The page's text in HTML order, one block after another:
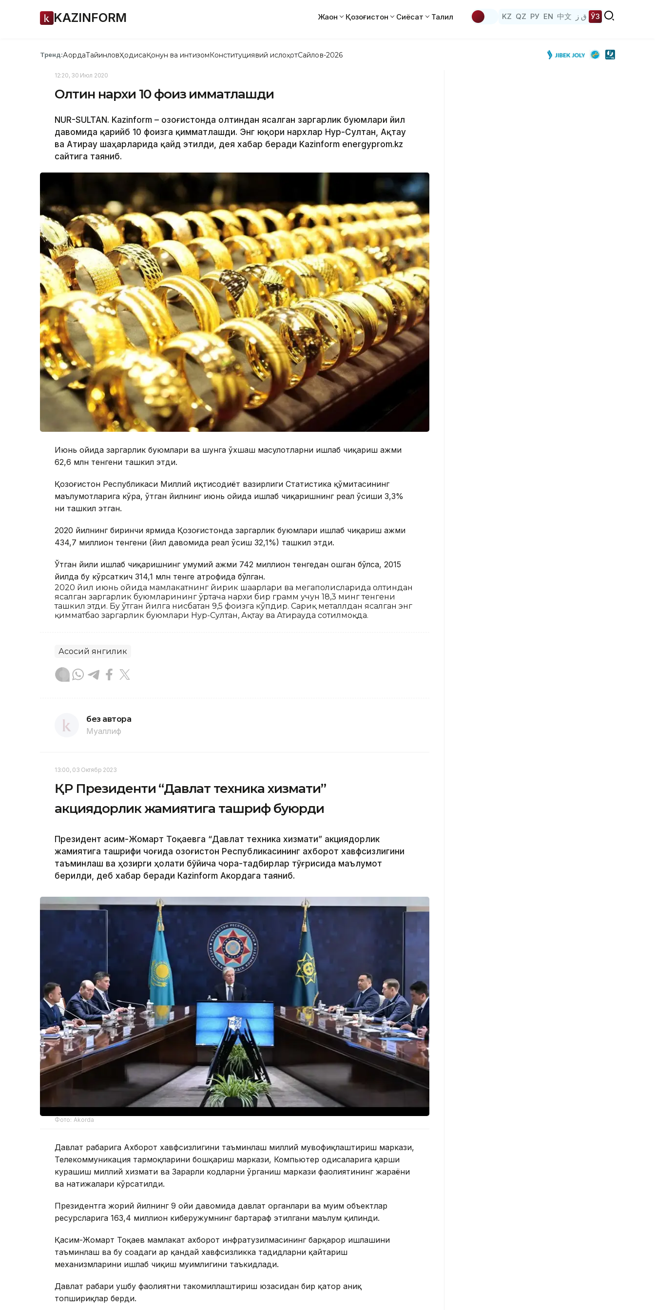
KAZINFORM Жаҳон Қозоғистон Сиёсат Таҳлил KZ QZ РУ EN 中文 ق ز ЎЗ
Тренд:АқордаТайинловҲодисаҚонун ва интизомКонституциявий ислоҳотСайлов-2026
12:20, 30 Июл 2020
Олтин нархи 10 фоиз қимматлашди
NUR-SULTAN. Kazinform – Қозоғистонда олтиндан ясалган заргарлик буюмлари йил
давомида қарийб 10 фоизга қимматлашди. Энг юқори нархлар Нур-Султан, Ақтау
ва Атирау шаҳарларида қайд этилди, дея хабар беради Kazinform energyprom.kz
сайтига таяниб.
Июнь ойида заргарлик буюмлари ва шунга ўхшаш маҳсулотларни ишлаб чиқариш ҳажми
62,6 млн тенгени ташкил этди.
Қозоғистон Республикаси Миллий иқтисодиёт вазирлиги Статистика қўмитасининг
маълумотларига кўра, ўтган йилнинг июнь ойида ишлаб чиқаришнинг реал ўсиши 3,3%
ни ташкил этган.
2020 йилнинг биринчи ярмида Қозоғистонда заргарлик буюмлари ишлаб чиқариш ҳажми
434,7 миллион тенгени (йил давомида реал ўсиш 32,1%) ташкил этди.
Ўтган йили ишлаб чиқаришнинг умумий ҳажми 742 миллион тенгедан ошган бўлса, 2015
йилда бу кўрсаткич 314,1 млн тенге атрофида бўлган.
2020 йил июнь ойида мамлакатнинг йирик шаҳарлари ва мегаполисларида олтиндан
ясалган заргарлик буюмларининг ўртача нархи бир грамм учун 18,3 минг тенгени
ташкил этди. Бу ўтган йилга нисбатан 9,5 фоизга кўпдир. Сариқ металлдан ясалган энг
қимматбаҳо заргарлик буюмлари Нур-Султан, Ақтау ва Атирауда сотилмоқда.
Асосий янгилик
без автора
Муаллиф
13:00, 03 Октябр 2023
ҚР Президенти “Давлат техника хизмати”
акциядорлик жамиятига ташриф буюрди
Президент Қасим-Жомарт Тоқаевга “Давлат техника хизмати” акциядорлик
жамиятига ташрифи чоғида Қозоғистон Республикасининг ахборот хавфсизлигини
таъминлаш ва ҳозирги ҳолати бўйича чора-тадбирлар тўғрисида маълумот
берилди, деб хабар беради Каzinform Акордага таяниб.
Фото: Akorda
Давлат раҳбарига Ахборот хавфсизлигини таъминлаш миллий мувофиқлаштириш маркази,
Телекоммуникация тармоқларини бошқариш маркази, Компьютер ҳодисаларига қарши
курашиш миллий хизмати ва Зарарли кодларни ўрганиш маркази фаолиятининг жараёни
ва натижалари кўрсатилди.
Президентга жорий йилнинг 9 ойи давомида давлат органлари ва муҳим объектлар
ресурсларига 163,4 миллион киберҳужумнинг бартараф этилгани маълум қилинди.
Қасим-Жомарт Тоқаев мамлакат ахборот инфратузилмасининг барқарор ишлашини
таъминлаш ва бу соҳадаги ҳар қандай хавфсизликка таҳдидларни қайтариш
механизмларини ишлаб чиқиш муҳимлигини таъкидлади.
Давлат раҳбари ушбу фаолиятни такомиллаштириш юзасидан бир қатор аниқ
топшириқлар берди.